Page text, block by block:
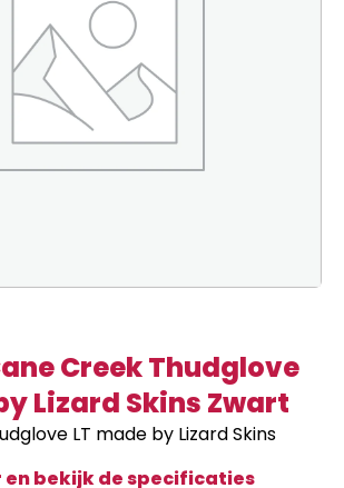
Creek Thudglove
Lizard Skins Zwart
LT made by Lizard Skins
en bekijk de specificaties